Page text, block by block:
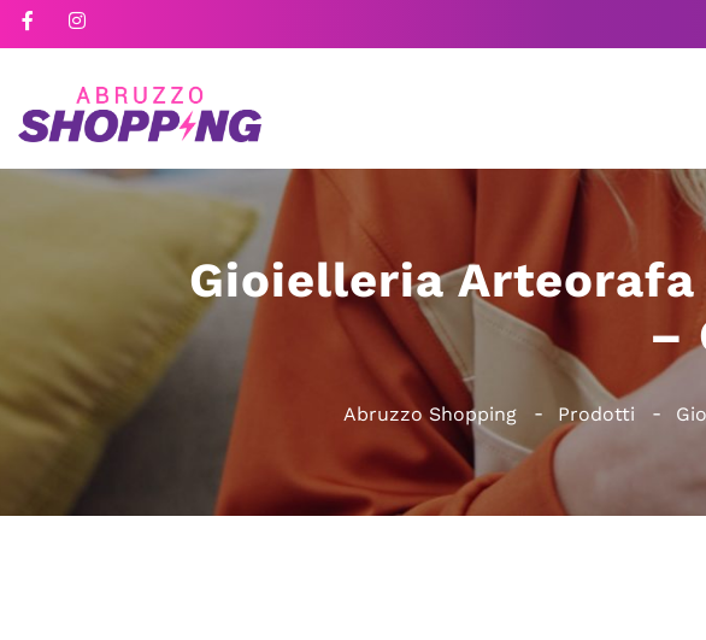
Gioielleria
–
Abruzzo Shopping Prodotti